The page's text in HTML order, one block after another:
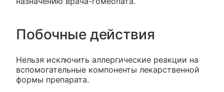
Побочные действия
Нельзя исключить аллергические реакции на
вспомогательные компоненты лекарственной
формы препарата.